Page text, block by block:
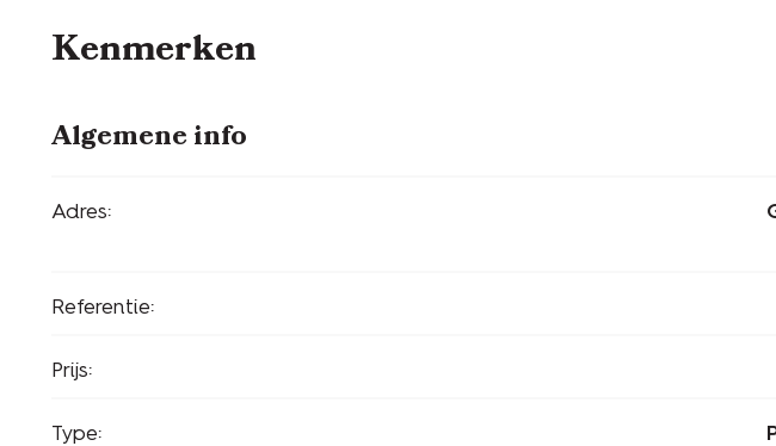
Kenmerken
Algemene info
Adres:
Referentie:
Prijs:
Type: